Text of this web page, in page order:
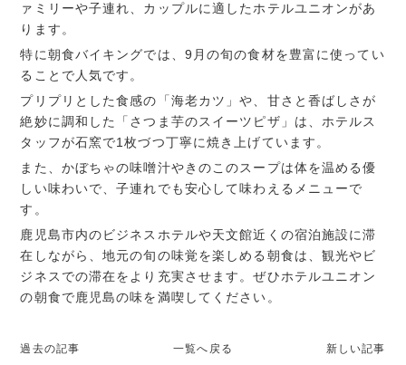
ァミリーや子連れ、カップルに適したホテルユニオンがあ
ります。
特に朝食バイキングでは、9月の旬の食材を豊富に使ってい
ることで人気です。
プリプリとした食感の「海老カツ」や、甘さと香ばしさが
絶妙に調和した「さつま芋のスイーツピザ」は、ホテルス
タッフが石窯で1枚づつ丁寧に焼き上げています。
また、かぼちゃの味噌汁やきのこのスープは体を温める優
しい味わいで、子連れでも安心して味わえるメニューで
す。
鹿児島市内のビジネスホテルや天文館近くの宿泊施設に滞
在しながら、地元の旬の味覚を楽しめる朝食は、観光やビ
ジネスでの滞在をより充実させます。ぜひホテルユニオン
の朝食で鹿児島の味を満喫してください。
過去の記事 一覧へ戻る 新しい記事